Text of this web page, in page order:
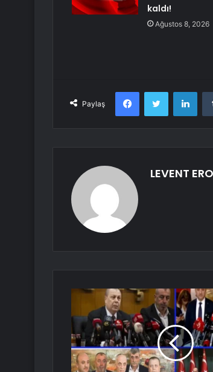
kaldı!
Ağustos 8, 2026
Paylaş
FacebookTwitter
LEVENT